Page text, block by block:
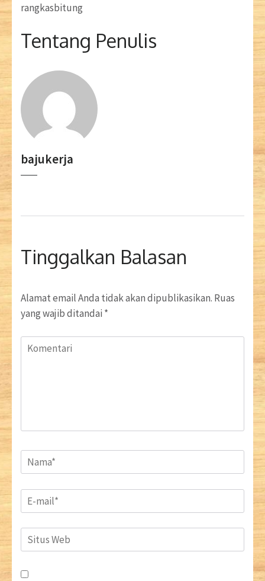
rangkasbitung
Tentang Penulis
bajukerja
Tinggalkan Balasan
Alamat email Anda tidak akan dipublikasikan. Ruas
yang wajib ditandai *
Komentari
Name*
Email*
Situs
Web